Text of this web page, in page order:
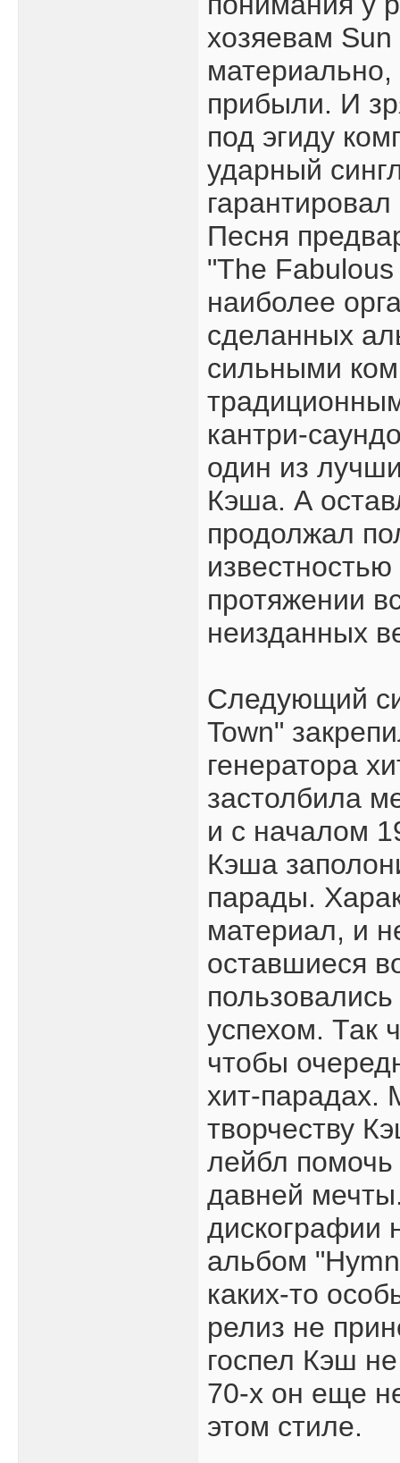
хозяевам
материально,
прибыли. И
под эгиду
ударный
Песня
"The
наиболее
сделанных
сильными
кантри-
один из
Кэша. А
продолжал
протяжении
неизданных
Следующий
Town"
генератора
застолбила
и с началом
Кэша
парады.
материал, и
оставшиеся
успехом. Так
чтобы
хит-парадах.
творчеству
лейбл помочь
давней
дискографии
альбом
каких-то
релиз не
госпел Кэш
70-х он еще
этом стиле.